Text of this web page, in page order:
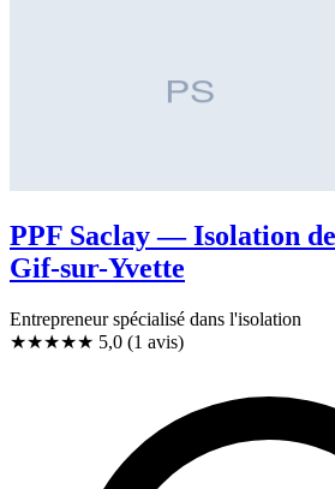
PPF Saclay — Isolation
Gif-sur-Yvette
Entrepreneur spécialisé dans l'isolation
★★★★★ 5,0 (1 avis)